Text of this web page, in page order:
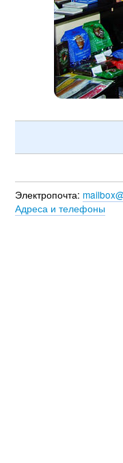
Электропочта:
Адреса и телефоны